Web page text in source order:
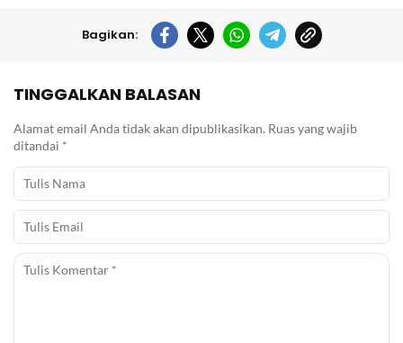
Bagikan:
TINGGALKAN BALASAN
Alamat email Anda tidak akan dipublikasikan. Ruas yang wajib
ditandai *